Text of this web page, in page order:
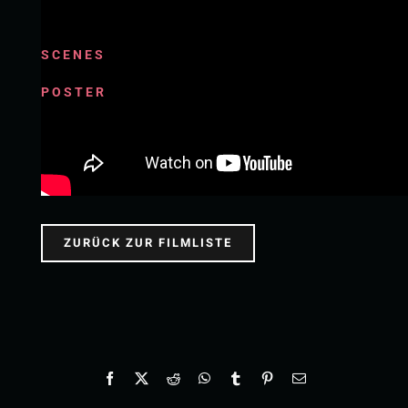
SCENES
POSTER
ZURÜCK ZUR FILMLISTE
Facebook
X RedditWhatsApp
TumblrPinterest
E-